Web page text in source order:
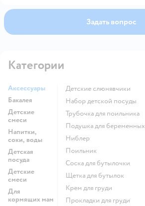
Задать вопрос
Категории
Аксессуары
Бакалея
Детские
смеси
Напитки,
соки, воды
Детская
посуда
Детские
смеси
Для
кормящих мам
Детские слюнявчики
набор детской посуды
трубочка для поильника
подушка для беременных
ниблер
поильник
соска для бутылочки
щетка для бутылок
крем для груди
прокладки для груди